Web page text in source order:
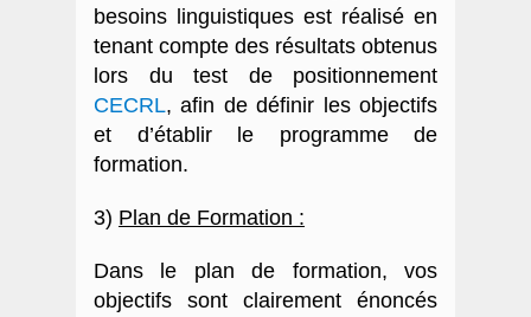
besoins linguistiques est réalisé en
tenant compte des résultats obtenus
lors du test de positionnement
CECRL,afin de définir les objectifs
et d’établir le programme de
formation.
3) Plan de Formation :
Dans le plan de formation, vos
objectifs sont clairement énoncés